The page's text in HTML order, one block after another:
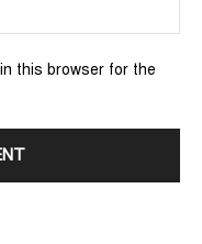
this browser for the